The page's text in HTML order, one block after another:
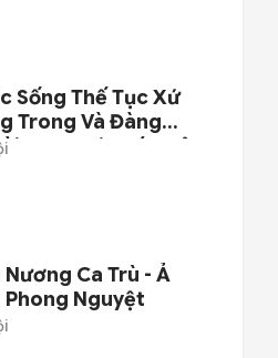
Sống Thế Tục Xứ
Trong Và Đàng
Qua Ghi Chép Của
Ca Trù - Ả
Nguyệt